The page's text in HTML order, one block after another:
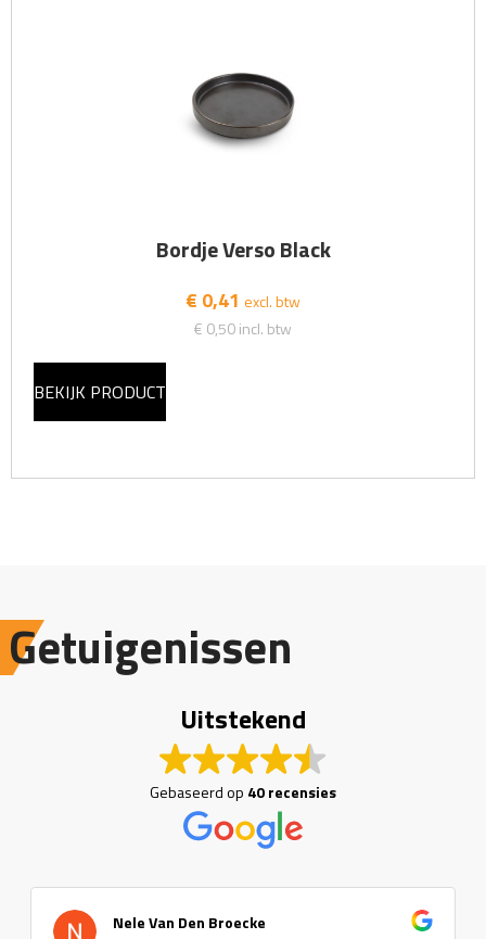
Bordje Verso Black
€ 0,41 excl. btw
€ 0,50incl. btw
BEKIJK PRODUCT
Getuigenissen
Uitstekend
Gebaseerd op 40 recensies
Nele Van Den Broecke